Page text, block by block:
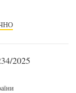
2025